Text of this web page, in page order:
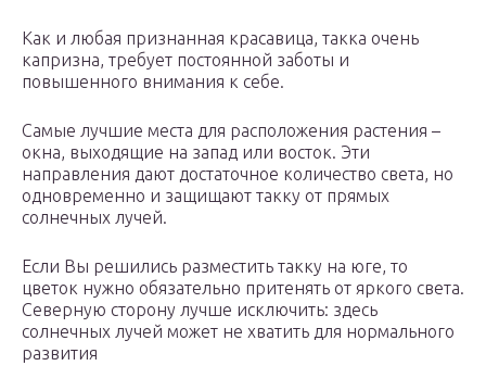
Как и любая признанная красавица, такка очень
капризна, требует постоянной заботы и
повышенного внимания к себе.
Самые лучшие места для расположения растения –
окна, выходящие на запад или восток. Эти
направления дают достаточное количество света, но
одновременно и защищают такку от прямых
солнечных лучей.
Если Вы решились разместить такку на юге, то
цветок нужно обязательно притенять от яркого света.
Северную сторону лучше исключить: здесь
солнечных лучей может не хватить для нормального
развития